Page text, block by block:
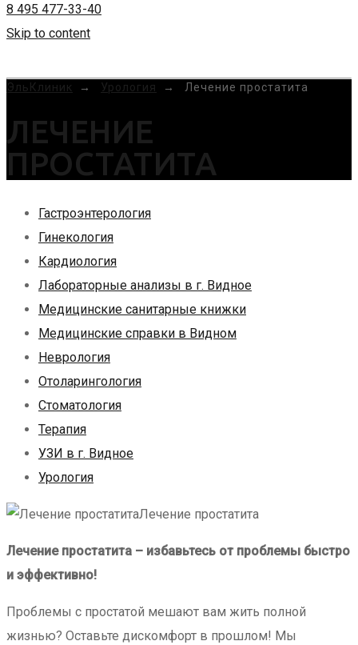
8 495 477-33-40
Skip to content
ЭльКлиник
→ Урология → Лечение простатита
ЛЕЧЕНИЕ
ПРОСТАТИТА
Гастроэнтерология
Гинекология
Кардиология
Лабораторные анализы в г. Видное
Медицинские санитарные книжки
Медицинские справки в Видном
Неврология
Отоларингология
Стоматология
Терапия
УЗИ в г. Видное
Урология
Лечение простатита
Лечение простатита – избавьтесь от проблемы быстро
и эффективно!
Проблемы с простатой мешают вам жить полной
жизнью? Оставьте дискомфорт в прошлом! Мы